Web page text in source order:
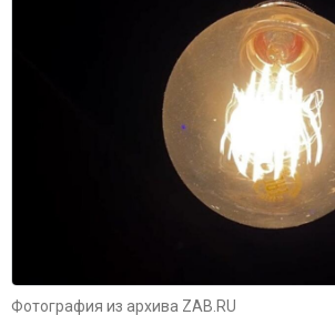
Фотография из архива ZAB.RU